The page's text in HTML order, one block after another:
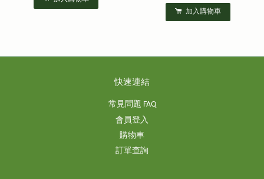
加入購物車
快速連結
常見問題 FAQ
會員登入
購物車
訂單查詢